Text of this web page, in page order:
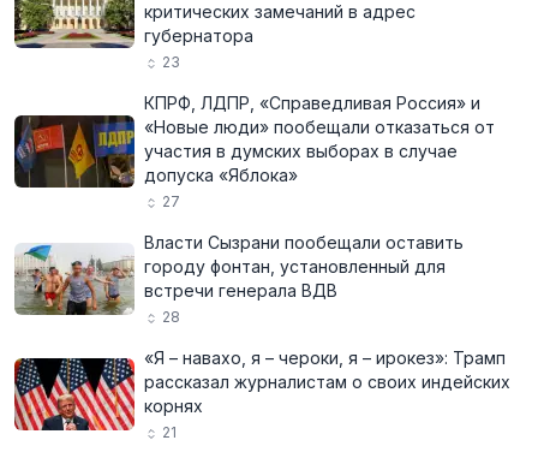
критических замечаний в адрес
губернатора
23
КПРФ, ЛДПР, «Справедливая Россия» и
«Новые люди» пообещали отказаться от
участия в думских выборах в случае
допуска «Яблока»
27
Власти Сызрани пообещали оставить
городу фонтан, установленный для
встречи генерала ВДВ
28
«Я – навахо, я – чероки, я – ирокез»: Трамп
рассказал журналистам о своих индейских
корнях
21